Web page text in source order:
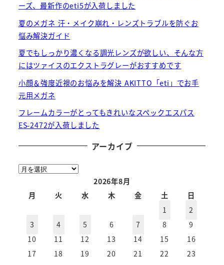
ーズ、最新作のeti5が入荷しました
夏のメガネ 汗・メイク崩れ・レンズトラブルを防ぐお
悩み解決ガイド
夏でもしっかり濃くなる調光レンズが欲しい、そんな方
にはツァイスのエクストラグレーがおすすめです
小顔＆強度近視のお悩みを解決 AKITTO「eti」でお手
元用メガネ
フレームカラーがとってもきれいなスペックエスパス
ES-2472が入荷しました
アーカイブ
ア
2026年8月
月
火 水 木 金 土
日
1
2
3
4 5 6 7 8
9
10
11 12 13 14 15
16
17
18 19 20 21 22
23